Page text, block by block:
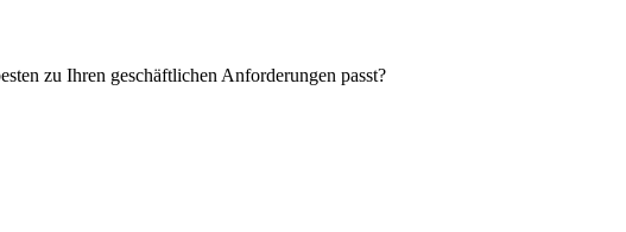
zu Ihren geschäftlichen Anforderungen passt?